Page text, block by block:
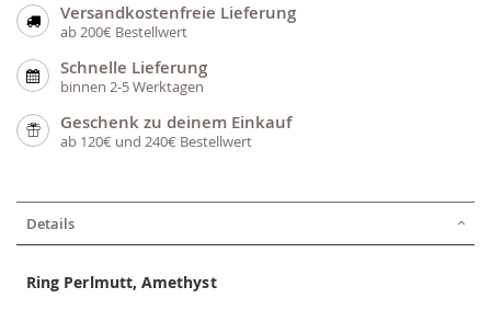
Versandkostenfreie Lieferung
ab 200€ Bestellwert
Schnelle Lieferung
binnen 2-5 Werktagen
Geschenk zu deinem Einkauf
ab 120€ und 240€ Bestellwert
Details
Ring Perlmutt, Amethyst